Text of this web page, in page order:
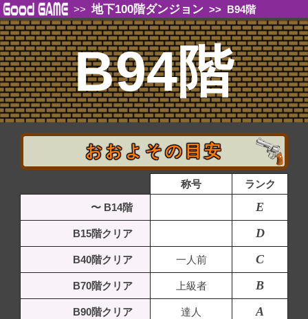
>> 地下100階ダンジョン >> B94階
B94階
おおよその目安
称号
ランク
〜 B14階
E
B15階クリア D
B40階クリア 一人前 C
B70階クリア 上級者 B
B90階クリア 達人 A